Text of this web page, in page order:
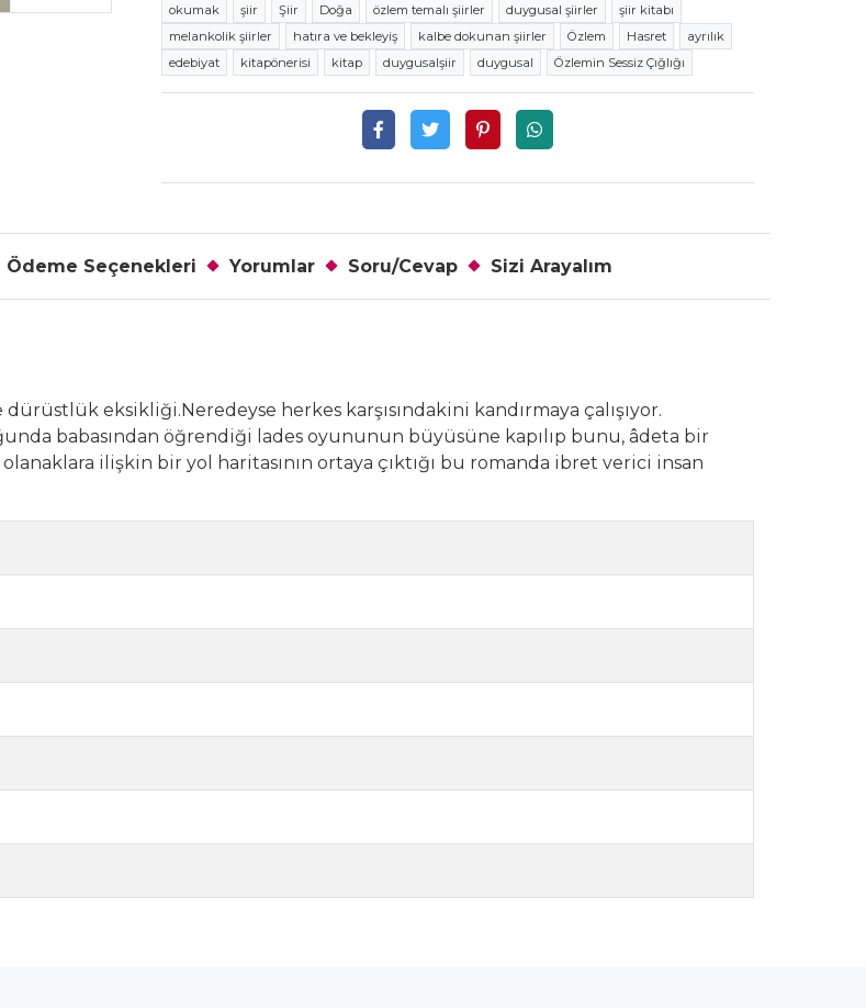
okumak şiir Şiir Doğa özlem temalı şiirler duygusal şiirler
şiir kitabı
melankolik şiirler
hatıra ve bekleyiş kalbe dokunan şiirler Özlem Hasret
ayrılık
edebiyat
kitapönerisi kitap duygusalşiir duygusal Özlemin Sessiz Çığlığı
Ödeme Seçenekleri Yorumlar Soru/Cevap Sizi Arayalım
eksikliği.Neredeyse herkes karşısındakini kandırmaya çalışıyor.
babasından öğrendiği lades oyununun büyüsüne kapılıp bunu, âdeta bir
ilişkin bir yol haritasının ortaya çıktığı bu romanda ibret verici insan